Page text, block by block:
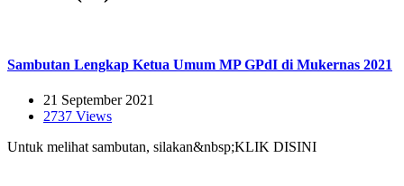
Sambutan Lengkap Ketua Umum MP GPdI di Mukernas 2021
21 September 2021
2737 Views
Untuk melihat sambutan, silakan&nbsp;KLIK DISINI